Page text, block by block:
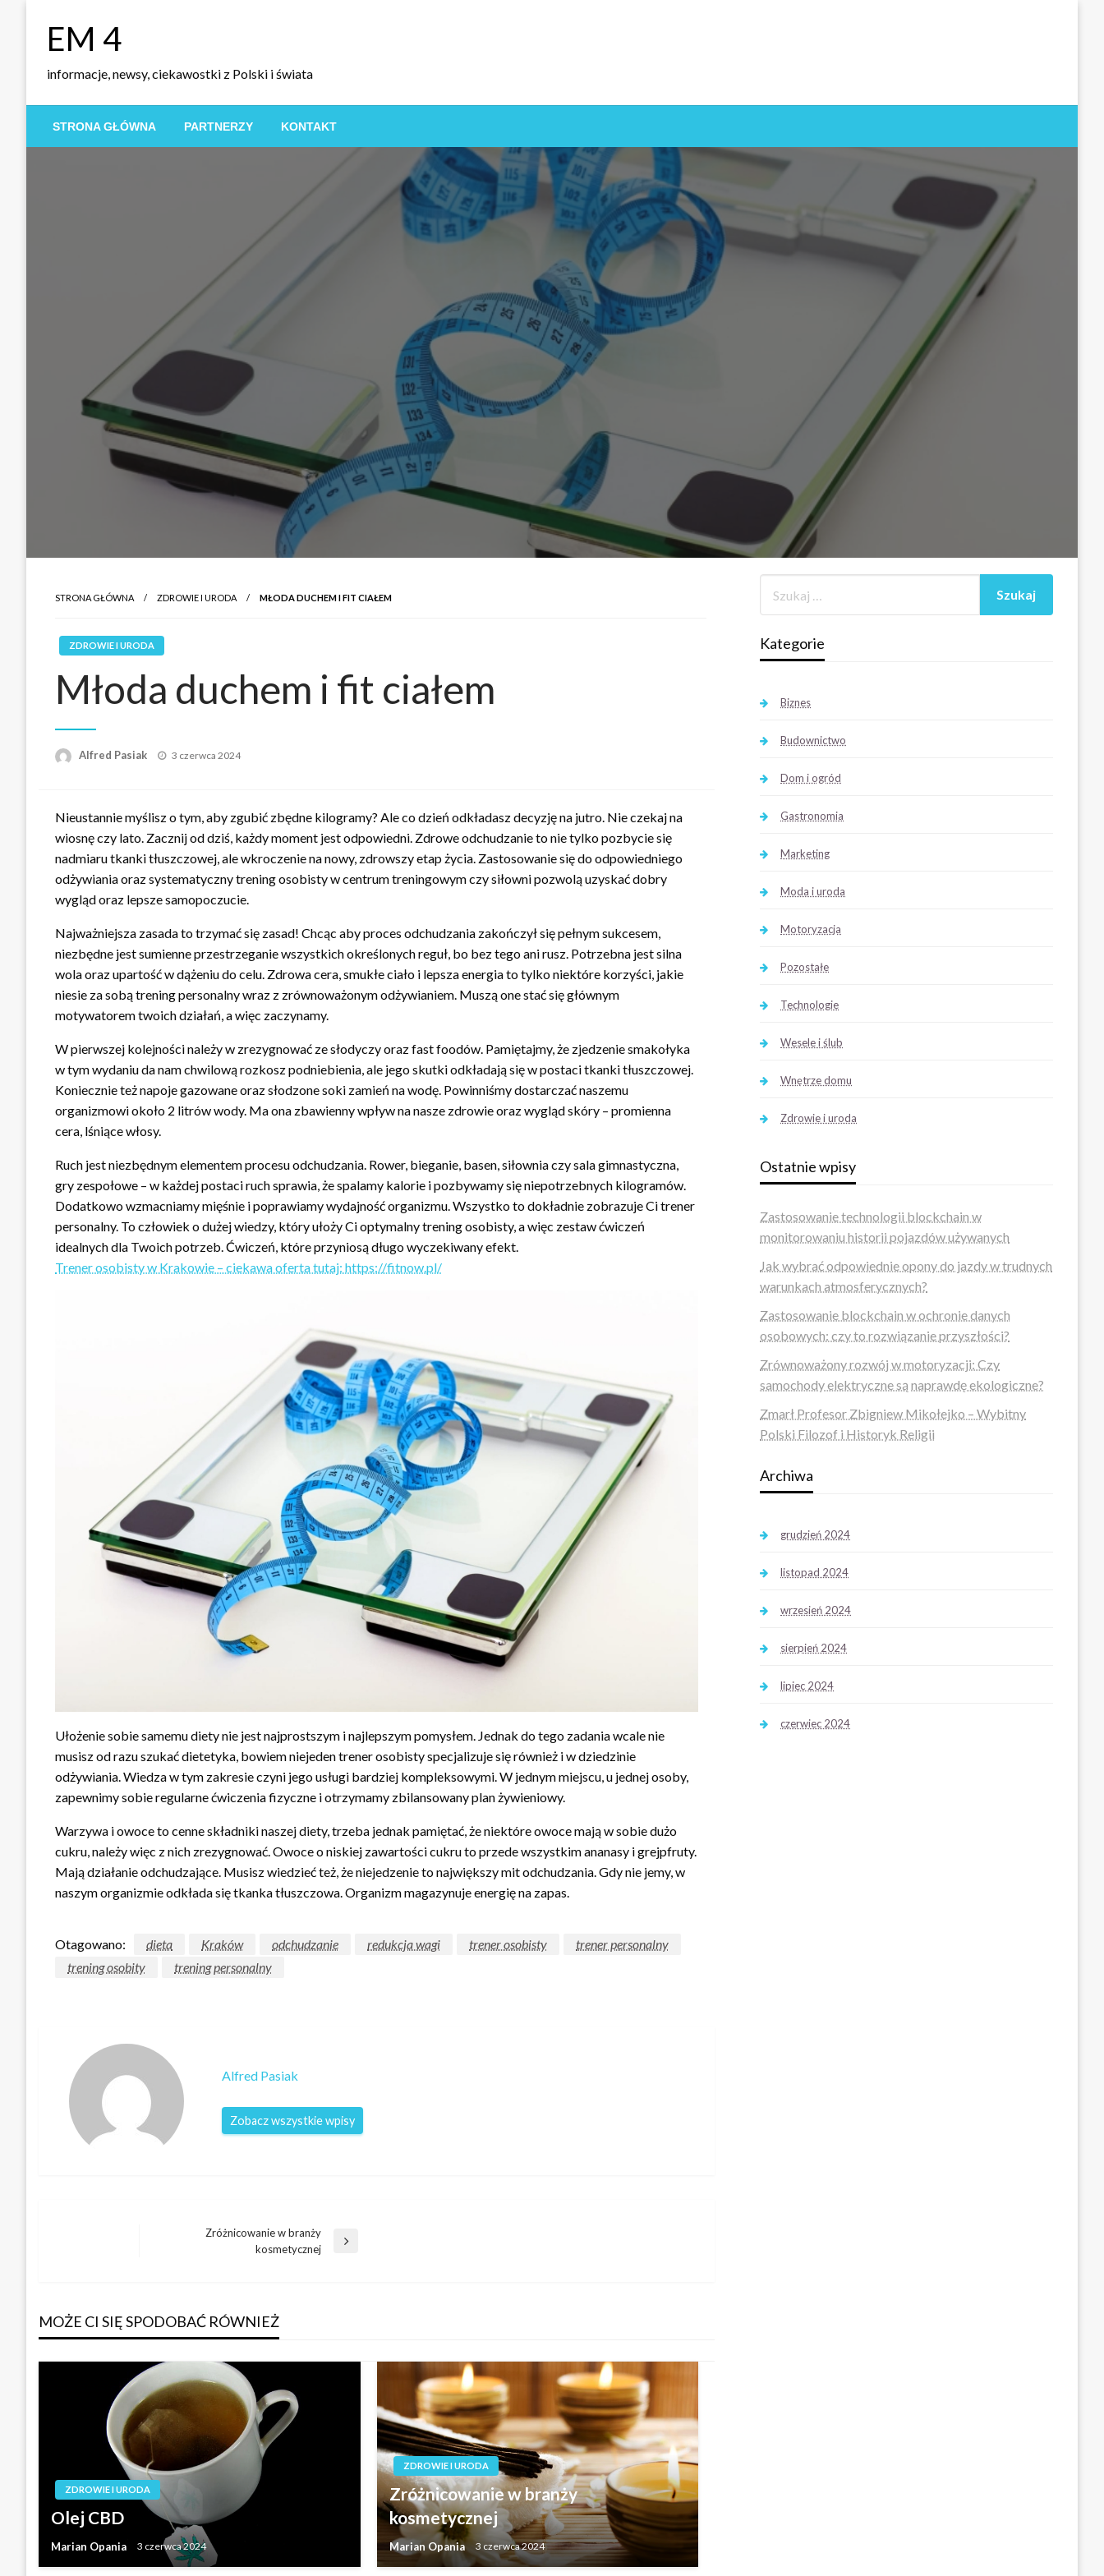
EM 4
informacje, newsy, ciekawostki z Polski i świata
STRONA GŁÓWNA PARTNERZY KONTAKT
STRONA GŁÓWNA ZDROWIE I URODA MŁODA DUCHEM I FIT CIAŁEM
ZDROWIE I URODA
Młoda duchem i fit ciałem
Alfred Pasiak
Opublikowane
3 czerwca 2024
Nieustannie myślisz o tym, aby zgubić zbędne kilogramy? Ale co dzień odkładasz decyzję na jutro. Nie czekaj na
wiosnę czy lato. Zacznij od dziś, każdy moment jest odpowiedni. Zdrowe odchudzanie to nie tylko pozbycie się
nadmiaru tkanki tłuszczowej, ale wkroczenie na nowy, zdrowszy etap życia. Zastosowanie się do odpowiedniego
odżywiania oraz systematyczny trening osobisty w centrum treningowym czy siłowni pozwolą uzyskać dobry
wygląd oraz lepsze samopoczucie.
Najważniejsza zasada to trzymać się zasad! Chcąc aby proces odchudzania zakończył się pełnym sukcesem,
niezbędne jest sumienne przestrzeganie wszystkich określonych reguł, bo bez tego ani rusz. Potrzebna jest silna
wola oraz upartość w dążeniu do celu. Zdrowa cera, smukłe ciało i lepsza energia to tylko niektóre korzyści, jakie
niesie za sobą trening personalny wraz z zrównoważonym odżywianiem. Muszą one stać się głównym
motywatorem twoich działań, a więc zaczynamy.
W pierwszej kolejności należy w zrezygnować ze słodyczy oraz fast foodów. Pamiętajmy, że zjedzenie smakołyka
w tym wydaniu da nam chwilową rozkosz podniebienia, ale jego skutki odkładają się w postaci tkanki tłuszczowej.
Koniecznie też napoje gazowane oraz słodzone soki zamień na wodę. Powinniśmy dostarczać naszemu
organizmowi około 2 litrów wody. Ma ona zbawienny wpływ na nasze zdrowie oraz wygląd skóry – promienna
cera, lśniące włosy.
Ruch jest niezbędnym elementem procesu odchudzania. Rower, bieganie, basen, siłownia czy sala gimnastyczna,
gry zespołowe – w każdej postaci ruch sprawia, że spalamy kalorie i pozbywamy się niepotrzebnych kilogramów.
Dodatkowo wzmacniamy mięśnie i poprawiamy wydajność organizmu. Wszystko to dokładnie zobrazuje Ci trener
personalny. To człowiek o dużej wiedzy, który ułoży Ci optymalny trening osobisty, a więc zestaw ćwiczeń
idealnych dla Twoich potrzeb. Ćwiczeń, które przyniosą długo wyczekiwany efekt.
Trener osobisty w Krakowie – ciekawa oferta tutaj: https://fitnow.pl/
Ułożenie sobie samemu diety nie jest najprostszym i najlepszym pomysłem. Jednak do tego zadania wcale nie
musisz od razu szukać dietetyka, bowiem niejeden trener osobisty specjalizuje się również i w dziedzinie
odżywiania. Wiedza w tym zakresie czyni jego usługi bardziej kompleksowymi. W jednym miejscu, u jednej osoby,
zapewnimy sobie regularne ćwiczenia fizyczne i otrzymamy zbilansowany plan żywieniowy.
Warzywa i owoce to cenne składniki naszej diety, trzeba jednak pamiętać, że niektóre owoce mają w sobie dużo
cukru, należy więc z nich zrezygnować. Owoce o niskiej zawartości cukru to przede wszystkim ananasy i grejpfruty.
Mają działanie odchudzające. Musisz wiedzieć też, że niejedzenie to największy mit odchudzania. Gdy nie jemy, w
naszym organizmie odkłada się tkanka tłuszczowa. Organizm magazynuje energię na zapas.
Otagowano: dieta Kraków odchudzanie redukcja wagi trener osobisty
trener personalny
trening osobity
trening personalny
Alfred Pasiak
Zobacz wszystkie wpisy
NawigacjaZróżnicowanie w branży
kosmetycznej
MOŻE CI SIĘ SPODOBAĆ RÓWNIEŻ
ZDROWIE I URODA
Olej CBD
Marian Opania 3 czerwca 2024
ZDROWIE I URODA
Zróżnicowanie w branży
kosmetycznej
Marian Opania 3 czerwca 2024
Kategorie
Biznes
Budownictwo
Dom i ogród
Gastronomia
Marketing
Moda i uroda
Motoryzacja
Pozostałe
Technologie
Wesele i ślub
Wnętrze domu
Zdrowie i uroda
Ostatnie wpisy
Zastosowanie technologii blockchain w
monitorowaniu historii pojazdów używanych
Jak wybrać odpowiednie opony do jazdy w trudnych
warunkach atmosferycznych?
Zastosowanie blockchain w ochronie danych
osobowych: czy to rozwiązanie przyszłości?
Zrównoważony rozwój w motoryzacji: Czy
samochody elektryczne są naprawdę ekologiczne?
Zmarł Profesor Zbigniew Mikołejko – Wybitny
Polski Filozof i Historyk Religii
Archiwa
grudzień 2024
listopad 2024
wrzesień 2024
sierpień 2024
lipiec 2024
czerwiec 2024